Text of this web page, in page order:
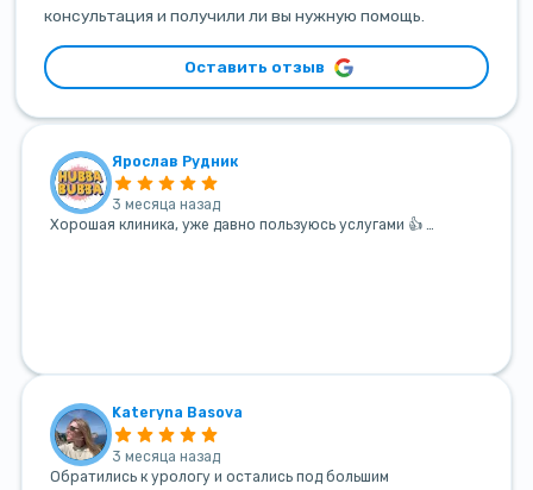
консультация и получили ли вы нужную помощь.
Оставить отзыв
Ярослав Рудник
3 месяца назад
Хорошая клиника, уже давно пользуюсь услугами 👍 …
Kateryna Basova
3 месяца назад
Обратились к урологу и остались под большим